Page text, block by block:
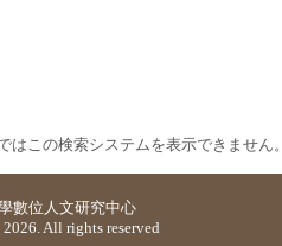
この検索システムを表示できません。
數位人文研究中心
All rights reserved